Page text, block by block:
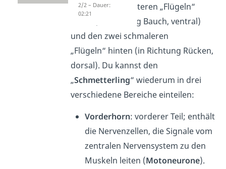
aus den zwei breiteren „Flügeln“
vorne (in Richtung Bauch, ventral)
und den zwei schmaleren
„Flügeln“ hinten (in Richtung Rücken,
dorsal). Du kannst den
„Schmetterling“ wiederum in drei
verschiedene Bereiche einteilen:
Vorderhorn: vorderer Teil; enthält
die Nervenzellen, die Signale vom
zentralen Nervensystem zu den
Muskeln leiten (Motoneurone).
2/2 – Dauer:
02:21